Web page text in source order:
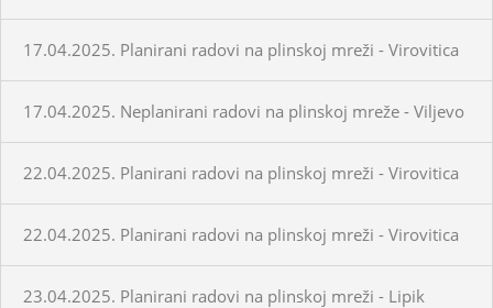
17.04.2025. Planirani radovi na plinskoj mreži - Virovitica
17.04.2025. Neplanirani radovi na plinskoj mreže - Viljevo
22.04.2025. Planirani radovi na plinskoj mreži - Virovitica
22.04.2025. Planirani radovi na plinskoj mreži - Virovitica
23.04.2025. Planirani radovi na plinskoj mreži - Lipik